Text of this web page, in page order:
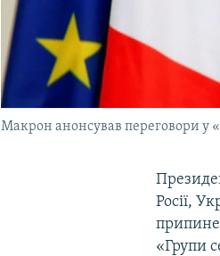
Макрон анонсував переговори у
Росії,
«Групи